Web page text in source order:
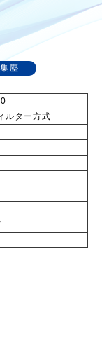
塵
ルター方式